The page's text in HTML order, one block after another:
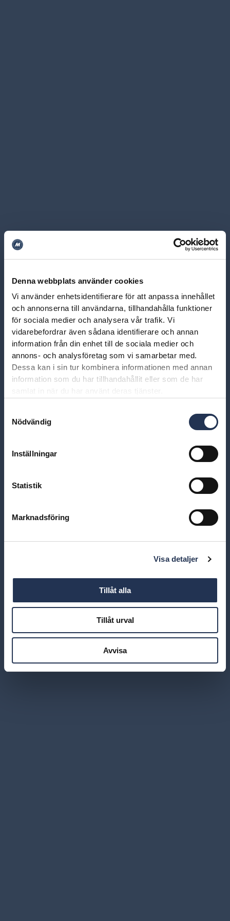
Denna webbplats använder cookies
Vi använder enhetsidentifierare för att anpassa innehållet
och annonserna till användarna, tillhandahålla funktioner
för sociala medier och analysera vår trafik. Vi
vidarebefordrar även sådana identifierare och annan
information från din enhet till de sociala medier och
annons- och analysföretag som vi samarbetar med.
Dessa kan i sin tur kombinera informationen med annan
information som du har tillhandahållit eller som de har
samlat in när du har använt deras tjänster.
Nödvändig
Inställningar
Statistik
Marknadsföring
Visa detaljer
Tillåt alla
Tillåt urval
Avvisa